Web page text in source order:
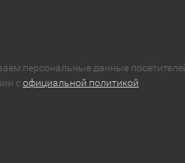
персональные данные
софициальной политикой